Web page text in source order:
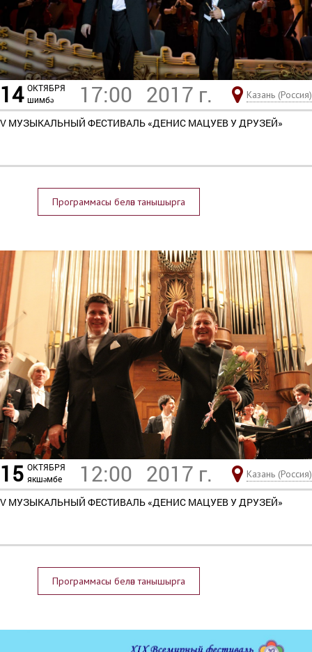
14 ОКТЯБРЯ
шимбә
17:00 2017 г. Казань (Россия)
V МУЗЫКАЛЬНЫЙ ФЕСТИВАЛЬ «ДЕНИС МАЦУЕВ У ДРУЗЕЙ»
Программасы белән танышырга
15 ОКТЯБРЯ
якшәмбе
12:00 2017 г. Казань (Россия)
V МУЗЫКАЛЬНЫЙ ФЕСТИВАЛЬ «ДЕНИС МАЦУЕВ У ДРУЗЕЙ»
Программасы белән танышырга